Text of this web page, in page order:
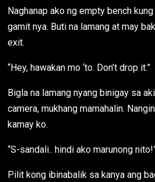
Naghanap ako ng empty bench
gamit nya. Buti na lamang at may
exit.
“Hey, hawakan mo ‘to. Don’t drop it.”
Bigla na lamang nyang binigay sa
camera, mukhang mamahalin.
kamay ko.
“S-sandali.. hindi ako marunong
Pilit kong ibinabalik sa kanya ang